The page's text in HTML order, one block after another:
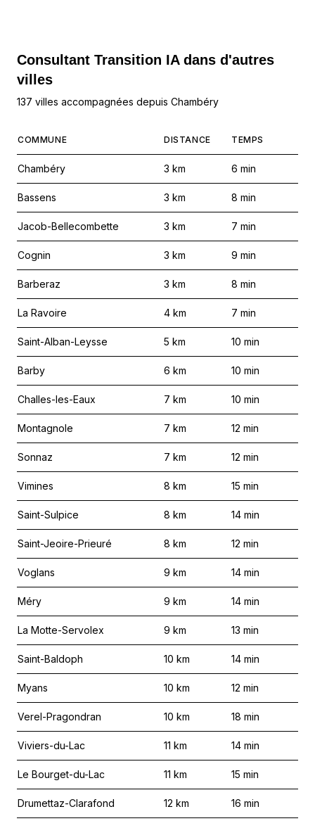
Consultant Transition IA dans d'autres
villes
137 villes accompagnées depuis Chambéry
COMMUNE DISTANCE TEMPS
Chambéry 3 km 6 min
Bassens 3 km 8 min
Jacob-Bellecombette 3 km 7 min
Cognin 3 km 9 min
Barberaz 3 km 8 min
La Ravoire 4 km 7 min
Saint-Alban-Leysse 5 km 10 min
Barby 6 km 10 min
Challes-les-Eaux 7 km 10 min
Montagnole 7 km 12 min
Sonnaz 7 km 12 min
Vimines 8 km 15 min
Saint-Sulpice 8 km 14 min
Saint-Jeoire-Prieuré 8 km 12 min
Voglans 9 km 14 min
Méry 9 km 14 min
La Motte-Servolex 9 km 13 min
Saint-Baldoph 10 km 14 min
Myans 10 km 12 min
Verel-Pragondran 10 km 18 min
Viviers-du-Lac 11 km 14 min
Le Bourget-du-Lac 11 km 15 min
Drumettaz-Clarafond 12 km 16 min